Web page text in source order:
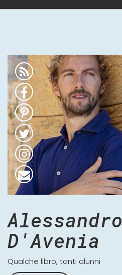
Alessandro
D'Avenia
Qualche libro, tanti alunni